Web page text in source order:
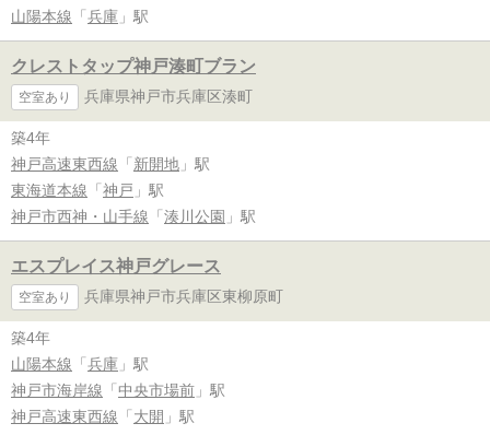
山陽本線 「 兵庫 」駅
クレストタップ神戸湊町ブラン
空室あり 兵庫県神戸市兵庫区湊町
築4年
神戸高速東西線 「 新開地 」駅
東海道本線 「 神戸 」駅
神戸市西神・山手線 「 湊川公園 」駅
エスプレイス神戸グレース
空室あり 兵庫県神戸市兵庫区東柳原町
築4年
山陽本線 「 兵庫 」駅
神戸市海岸線 「 中央市場前 」駅
神戸高速東西線 「 大開 」駅